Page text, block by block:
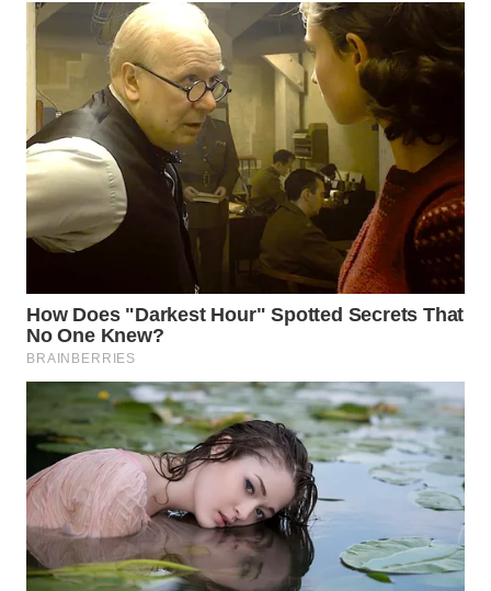
WAHANANEWS
ID
WAHANANEWS
CO ID
WAHANANEWS
NET
WAHANA
WAHANA
UMKM
WAHANA
SELEB
WAHANA
PERSONA
WAHANA